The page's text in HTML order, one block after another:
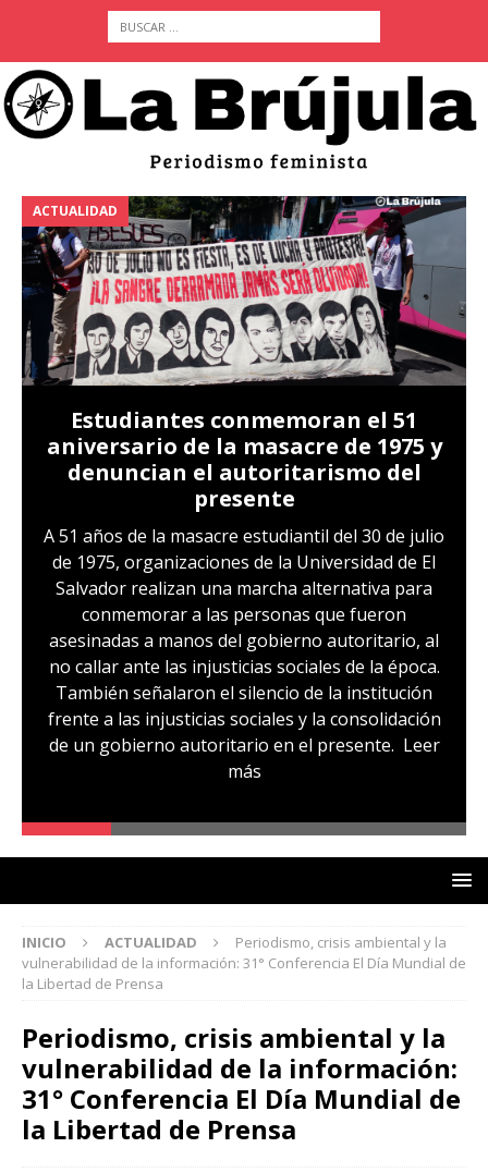
ACTUALIDAD
Estudiantes conmemoran el 51
aniversario de la masacre de 1975 y
denuncian el autoritarismo del
presente
A 51 años de la masacre estudiantil del 30 de julio
de 1975, organizaciones de la Universidad de El
Salvador realizan una marcha alternativa para
conmemorar a las personas que fueron
asesinadas a manos del gobierno autoritario, al
no callar ante las injusticias sociales de la época.
También señalaron el silencio de la institución
frente a las injusticias sociales y la consolidación
de un gobierno autoritario en el presente. Leer
más
INICIO ACTUALIDAD
Periodismo, crisis ambiental y la
vulnerabilidad de la información: 31° Conferencia El Día Mundial de
la Libertad de Prensa
Periodismo, crisis ambiental y la
vulnerabilidad de la información:
31° Conferencia El Día Mundial de
la Libertad de Prensa